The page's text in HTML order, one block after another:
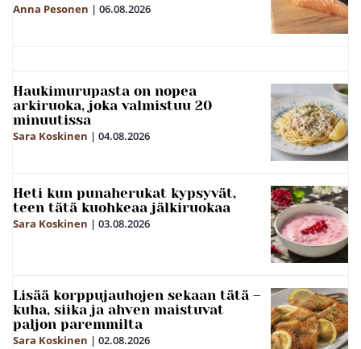
Anna Pesonen | 06.08.2026
Haukimurupasta on nopea
arkiruoka, joka valmistuu 20
minuutissa
Sara Koskinen | 04.08.2026
Heti kun punaherukat kypsyvät,
teen tätä kuohkeaa jälkiruokaa
Sara Koskinen | 03.08.2026
Lisää korppujauhojen sekaan tätä –
kuha, siika ja ahven maistuvat
paljon paremmilta
Sara Koskinen | 02.08.2026